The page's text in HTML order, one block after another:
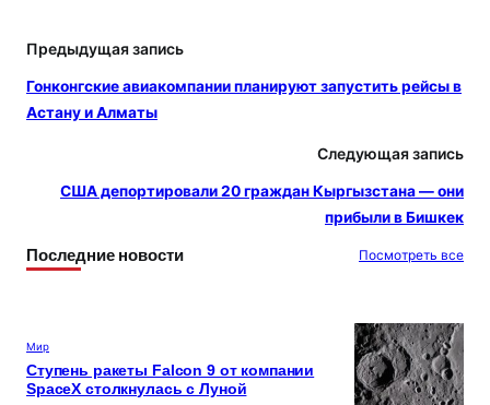
Предыдущая запись
Гонконгские авиакомпании планируют запустить рейсы в
Астану и Алматы
Следующая запись
США депортировали 20 граждан Кыргызстана — они
прибыли в Бишкек
Последние новости Посмотреть все
Мир
Ступень ракеты Falcon 9 от компании
SpaceX столкнулась с Луной